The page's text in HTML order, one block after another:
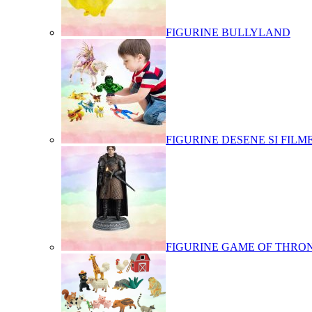
FIGURINE BULLYLAND
FIGURINE DESENE SI
FIGURINE GAME OF